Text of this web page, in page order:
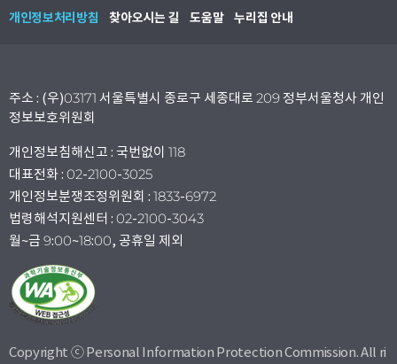
개인정보처리방침 찾아오시는 길 도움말 누리집 안내
주소 : (우)03171 서울특별시 종로구 세종대로 209 정부서울청사 개인
정보보호위원회
개인정보침해신고 : 국번없이 118
대표전화 : 02-2100-3025
개인정보분쟁조정위원회 : 1833-6972
법령해석지원센터 : 02-2100-3043
월~금 9:00~18:00, 공휴일 제외
Copyright ⓒ Personal Information Protection Commission. All ri